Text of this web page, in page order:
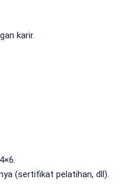
karir.
(sertifikat pelatihan, dll).